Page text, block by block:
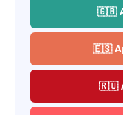
🇬🇧
🇪🇸
🇷🇺